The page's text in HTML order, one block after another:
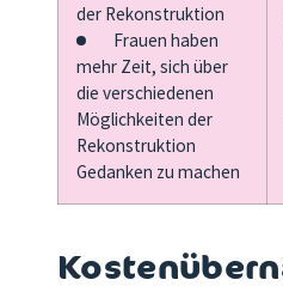
der Rekonstruktion
Frauen haben
mehr Zeit, sich über
die verschiedenen
Möglichkeiten der
Rekonstruktion
Gedanken zu machen